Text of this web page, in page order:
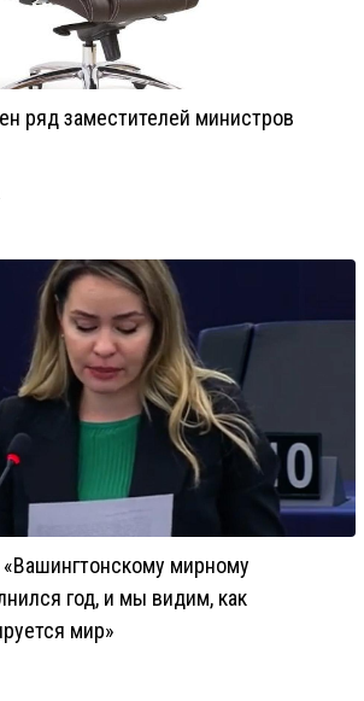
ряд заместителей министров
мирному
год, и мы видим, как
мир»